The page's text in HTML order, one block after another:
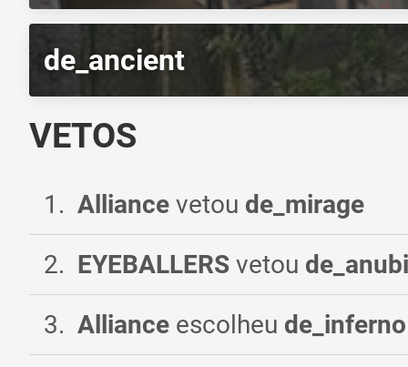
de_ancient
VETOS
1 . Alliance vetou de_mirage
2. EYEBALLERS vetou
3. Alliance escolheu de_inferno